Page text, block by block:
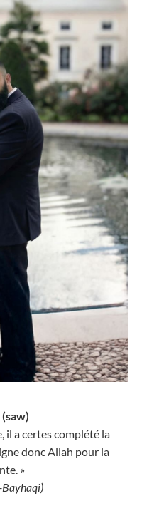
il a certes complété la
donc Allah pour la
»